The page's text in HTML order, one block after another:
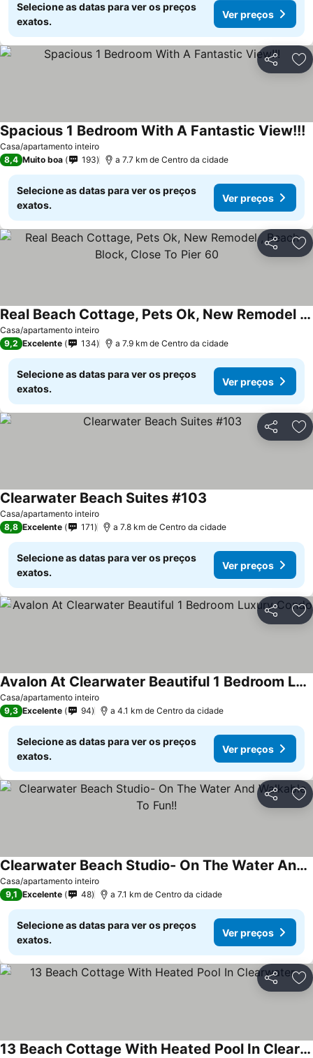
Selecione as datas para ver os preços
exatos.
Ver preços
Partilhar
Casa/apartamento inteiro
Spacious 1 Bedroom With A Fantastic View!!!
8,4 Muito boa 193 a 7.7 km de Centro da cidade
Selecione as datas para ver os preços
exatos.
Ver preços
Partilhar
Casa/apartamento inteiro
Real Beach Cottage, Pets Ok, New Remodel , Beach Block, Close To Pier 60
Ver preços
9,2 Excelente 134 a 7.9 km de Centro da cidade
Selecione as datas para ver os preços
exatos.
Ver preços
Partilhar
Casa/apartamento inteiro
Clearwater Beach Suites #103
8,8 Excelente 171 a 7.8 km de Centro da cidade
Selecione as datas para ver os preços
exatos.
Ver preços
Partilhar
Casa/apartamento inteiro
Avalon At Clearwater Beautiful 1 Bedroom Luxury Condo
Ver preços
9,3 Excelente 94 a 4.1 km de Centro da cidade
Selecione as datas para ver os preços
exatos.
Ver preços
Partilhar
Casa/apartamento inteiro
Clearwater Beach Studio- On The Water And Walkable To Fun!!
Ver preços
9,1 Excelente 48 a 7.1 km de Centro da cidade
Selecione as datas para ver os preços
exatos.
Ver preços
Partilhar
13 Beach Cottage With Heated Pool In Clearwater